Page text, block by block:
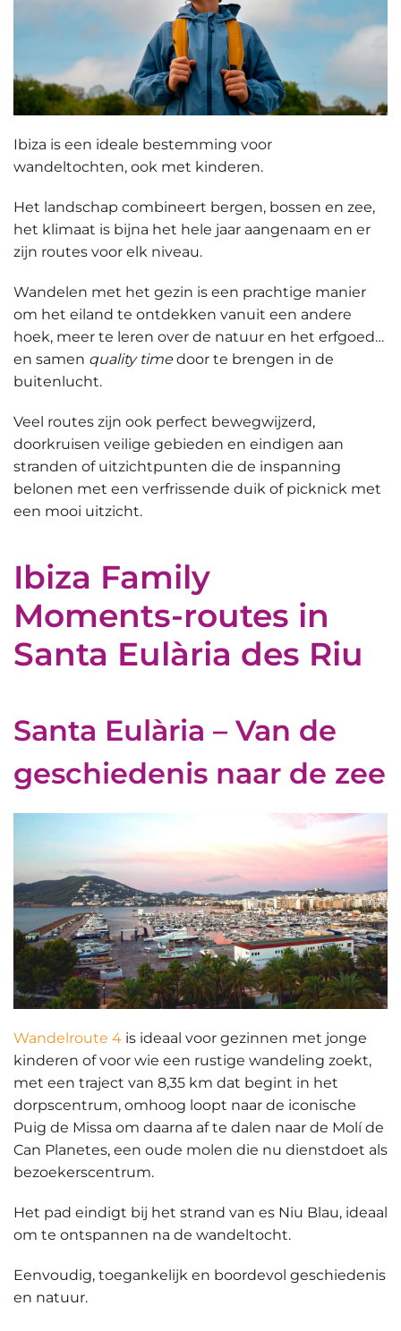
Ibiza is een ideale bestemming voor
wandeltochten, ook met kinderen.
Het landschap combineert bergen, bossen en zee,
het klimaat is bijna het hele jaar aangenaam en er
zijn routes voor elk niveau.
Wandelen met het gezin is een prachtige manier
om het eiland te ontdekken vanuit een andere
hoek, meer te leren over de natuur en het erfgoed…
en samen quality timedoor te brengen in de
buitenlucht.
Veel routes zijn ook perfect bewegwijzerd,
doorkruisen veilige gebieden en eindigen aan
stranden of uitzichtpunten die de inspanning
belonen met een verfrissende duik of picknick met
een mooi uitzicht.
Ibiza Family
Moments-routes in
Santa Eulària des Riu
Santa Eulària – Van de
geschiedenis naar de zee
Wandelroute 4 is ideaal voor gezinnen met jonge
kinderen of voor wie een rustige wandeling zoekt,
met een traject van 8,35 km dat begint in het
dorpscentrum, omhoog loopt naar de iconische
Puig de Missa om daarna af te dalen naar de Molí de
Can Planetes, een oude molen die nu dienstdoet als
bezoekerscentrum.
Het pad eindigt bij het strand van es Niu Blau, ideaal
om te ontspannen na de wandeltocht.
Eenvoudig, toegankelijk en boordevol geschiedenis
en natuur.